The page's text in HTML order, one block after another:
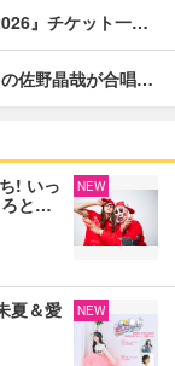
』チケット一…
佐野晶哉が合唱…
! いっ
ろと…
NEW
夏＆愛
NEW